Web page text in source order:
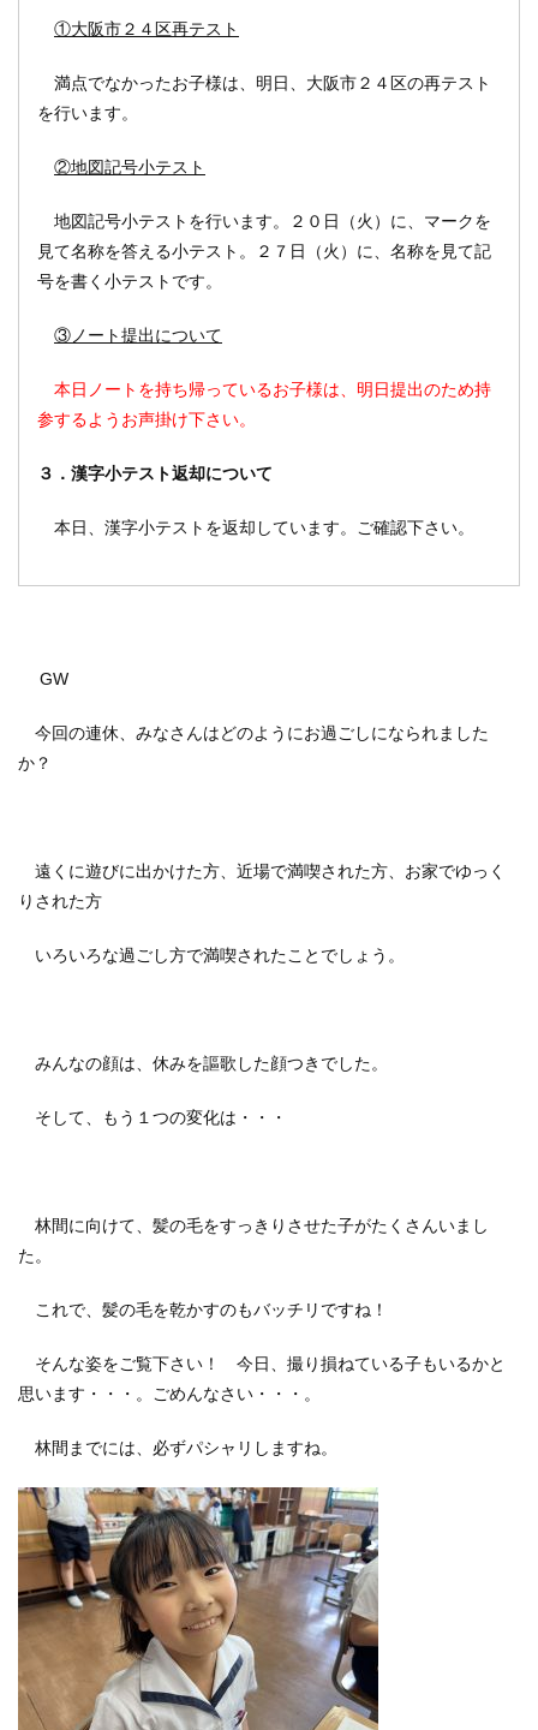
①大阪市２４区再テスト
満点でなかったお子様は、明日、大阪市２４区の再テスト
を行います。
②地図記号小テスト
地図記号小テストを行います。２０日（火）に、マークを
見て名称を答える小テスト。２７日（火）に、名称を見て記
号を書く小テストです。
③ノート提出について
本日ノートを持ち帰っているお子様は、明日提出のため持
参するようお声掛け下さい。
３．漢字小テスト返却について
本日、漢字小テストを返却しています。ご確認下さい。
GW
今回の連休、みなさんはどのようにお過ごしになられました
か？
遠くに遊びに出かけた方、近場で満喫された方、お家でゆっく
りされた方
いろいろな過ごし方で満喫されたことでしょう。
みんなの顔は、休みを謳歌した顔つきでした。
そして、もう１つの変化は・・・
林間に向けて、髪の毛をすっきりさせた子がたくさんいまし
た。
これで、髪の毛を乾かすのもバッチリですね！
そんな姿をご覧下さい！ 今日、撮り損ねている子もいるかと
思います・・・。ごめんなさい・・・。
林間までには、必ずパシャリしますね。